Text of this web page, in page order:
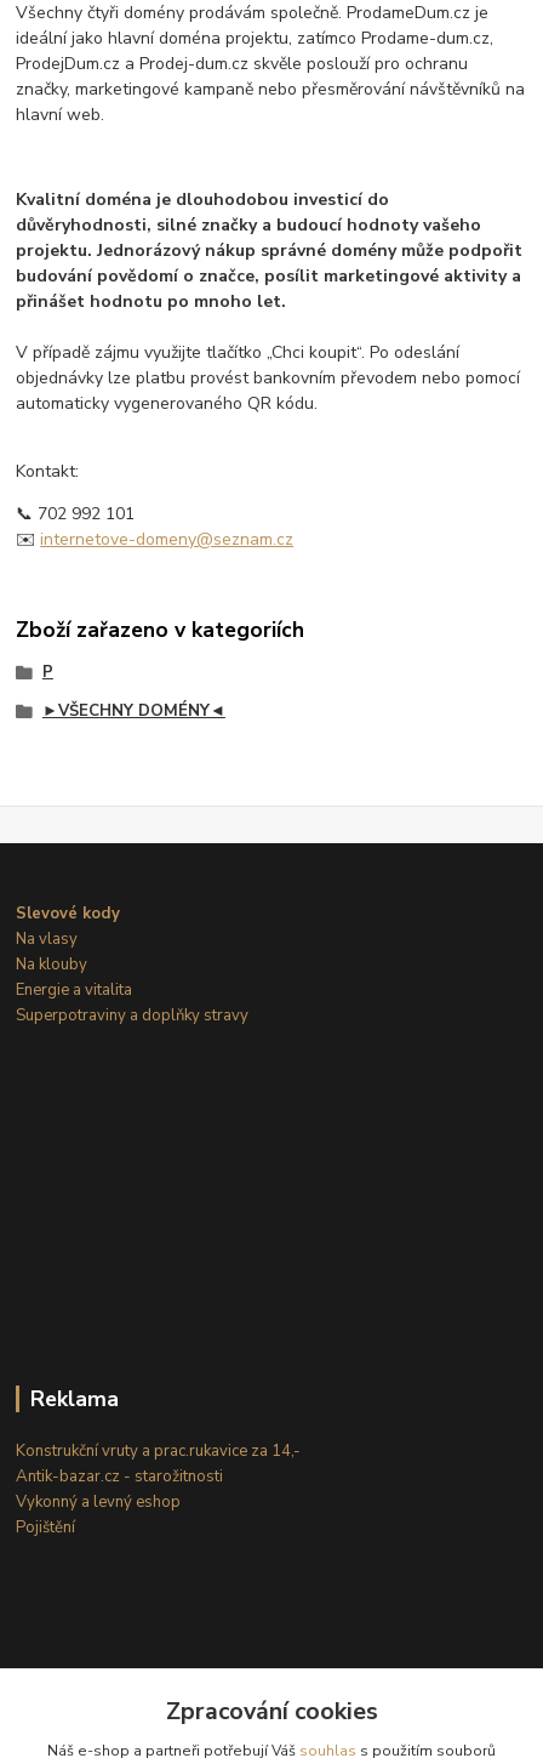
Všechny čtyři domény prodávám společně. ProdameDum.cz je
ideální jako hlavní doména projektu, zatímco Prodame-dum.cz,
ProdejDum.cz a Prodej-dum.cz skvěle poslouží pro ochranu
značky, marketingové kampaně nebo přesměrování návštěvníků na
hlavní web.
Kvalitní doména je dlouhodobou investicí do
důvěryhodnosti, silné značky a budoucí hodnoty vašeho
projektu. Jednorázový nákup správné domény může podpořit
budování povědomí o značce, posílit marketingové aktivity a
přinášet hodnotu po mnoho let.
V případě zájmu využijte tlačítko „Chci koupit“. Po odeslání
objednávky lze platbu provést bankovním převodem nebo pomocí
automaticky vygenerovaného QR kódu.
Kontakt:
📞 702 992 101
✉️internetove-domeny@seznam.cz
Zboží zařazeno v kategoriích
P
►VŠECHNY DOMÉNY◄
Slevové kody
Na vlasy
Na klouby
Energie a vitalita
Superpotraviny a doplňky stravy
Reklama
Konstrukční vruty a prac.rukavice za 14,-
Antik-bazar.cz - starožitnosti
Vykonný a levný eshop
Pojištění
Kontakty
Zpracování cookies
Náš e-shop a partneři potřebují Váš souhlas s použitím souborů